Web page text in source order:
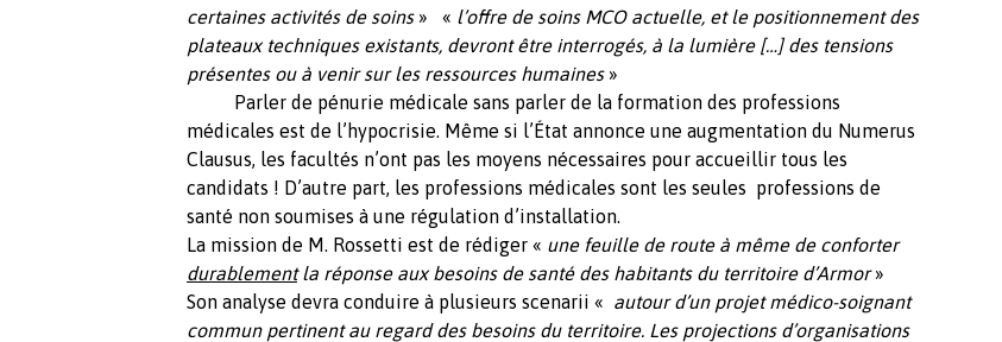
certaines activités de soins » « l’offre de soins MCO actuelle, et le positionnement des
plateaux techniques existants, devront être interrogés, à la lumière […] des tensions
présentes ou à venir sur les ressources humaines »
Parler de pénurie médicale sans parler de la formation des professions
médicales est de l’hypocrisie. Même si l’État annonce une augmentation du Numerus
Clausus, les facultés n’ont pas les moyens nécessaires pour accueillir tous les
candidats ! D’autre part, les professions médicales sont les seules professions de
santé non soumises à une régulation d’installation.
La mission de M. Rossetti est de rédiger « une feuille de route à même de conforter
durablementla réponse aux besoins de santé des habitants du territoire d’Armor»
Son analyse devra conduire à plusieurs scenarii « autour d’un projet médico-soignant
commun pertinent au regard des besoins du territoire. Les projections d’organisations